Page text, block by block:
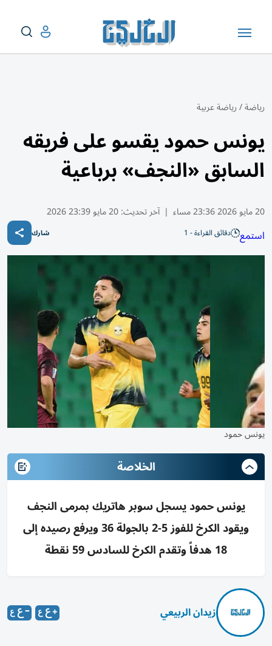
رياضة/رياضة عربية
يونس حمود يقسو على فريقه
السابق «النجف» برباعية
20 مايو 2026 23:36 مساء | آخر تحديث:20 مايو 23:39 2026
استمع دقائق القراءة - 1 شارك
يونس حمود
الخلاصة
يونس حمود يسجل سوبر هاتريك بمرمى النجف
ويقود الكرخ للفوز 5-2 بالجولة 36 ويرفع رصيده إلى
18 هدفاً وتقدم الكرخ للسادس 59 نقطة
زيدان الربيعي